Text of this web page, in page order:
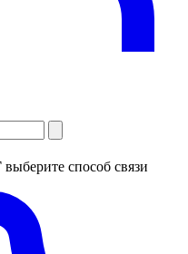
выберите способ связи